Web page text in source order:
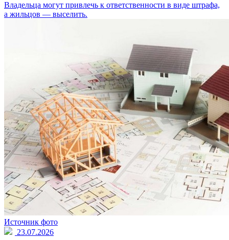
Владельца могут привлечь к ответственности в виде штрафа,
а жильцов — выселить.
Источник фото
23.07.2026